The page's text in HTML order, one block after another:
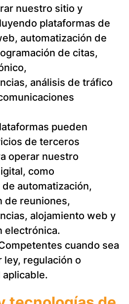
nuestro sitio y
plataformas de
automatización de
de citas,
análisis de tráfico
pueden
de terceros
operar nuestro
como
automatización,
de reuniones,
alojamiento web y
electrónica.
cuando sea
ley, regulación o
aplicable.